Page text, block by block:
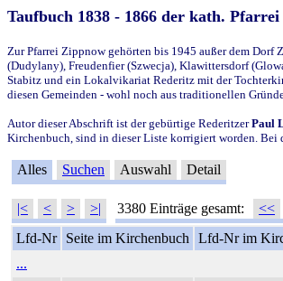
Taufbuch 1838 - 1866 der kath.
Zur Pfarrei Zippnow gehörten bis 1945 außer dem
(Dudylany), Freudenfier (Szwecja), Klawittersdorf
Stabitz und ein Lokalvikariat Rederitz mit der
diesen Gemeinden - wohl noch aus traditionellen
Autor dieser Abschrift ist der gebürtige RederitzerPaul
Kirchenbuch, sind in dieser Liste korrigiert worden. Bei
Alles Suchen Auswahl Detail
|< < > >| 3380 Einträge gesamt: <<
Lfd-Nr
Seite im Kirchenbuch Lfd-Nr im
...